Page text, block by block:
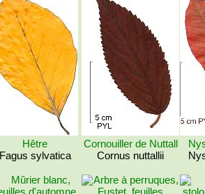
Hêtre
Fagus sylvatica
Cornouiller de Nuttall
Cornus nuttallii